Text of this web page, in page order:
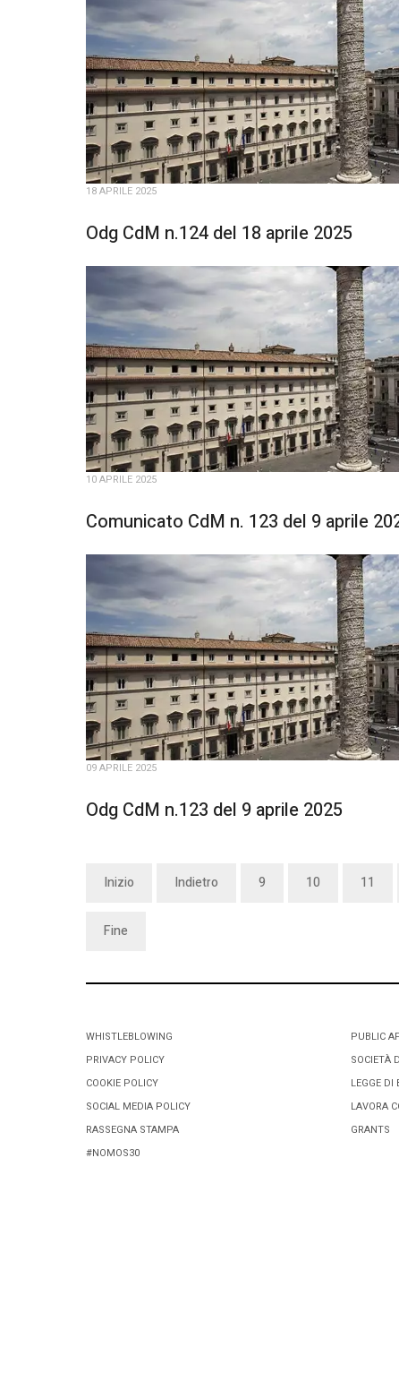
18 APRILE 2025
Odg CdM n.124 del 18 aprile 2025
10 APRILE 2025
Comunicato CdM n. 123 del 9 aprile
09 APRILE 2025
Odg CdM n.123 del 9 aprile 2025
Inizio Indietro 9 10 11
Fine
WHISTLEBLOWING
PRIVACY POLICY
COOKIE POLICY
SOCIAL MEDIA POLICY
RASSEGNA STAMPA
#NOMOS30
PUBLIC
SOCIETÀ
LEGGE DI
LAVORA
GRANTS